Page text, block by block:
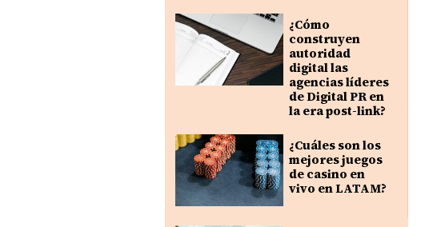
¿Cómo
construyen
autoridad
digital las
agencias líderes
de Digital PR en
la era post-link?
¿Cuáles son los
mejores juegos
de casino en
vivo en LATAM?